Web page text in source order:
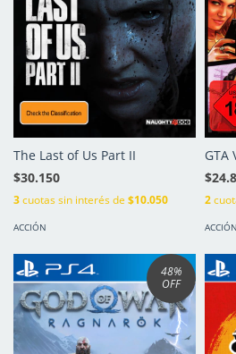
The Last of Us Part II
$30.150
3cuotas sin interés de $10.050
ACCIÓN
GTA
2
ACCIÓN
48%
OFF